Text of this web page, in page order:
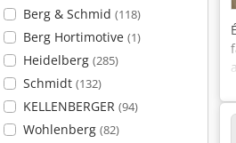
Berg & Schmid (118)
Berg Hortimotive (1)
Heidelberg (285)
Schmidt (132)
KELLENBERGER (94)
Wohlenberg (82)